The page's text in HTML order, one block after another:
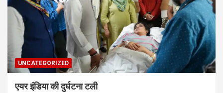
UNCATEGORIZED
एयर इंडिया की दुर्घटना टली